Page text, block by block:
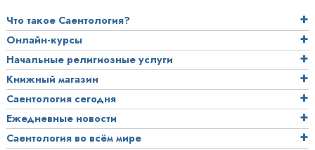
Что такое Саентология?
Онлайн-курсы
Начальные религиозные услуги
Книжный магазин
Саентология сегодня
Ежедневные новости
Саентология во всём мире